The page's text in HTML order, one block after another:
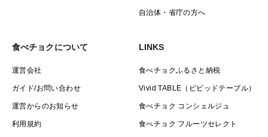
自治体・省庁の方へ
食べチョクについて
運営会社
ガイド/お問い合わせ
運営からのお知らせ
利用規約
LINKS
食べチョクふるさと納税
Vivid TABLE（ビビッドテーブル）
食べチョク コンシェルジュ
食べチョク フルーツセレクト